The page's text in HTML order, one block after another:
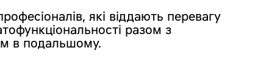
які віддають перевагу
разом з
в подальшому.